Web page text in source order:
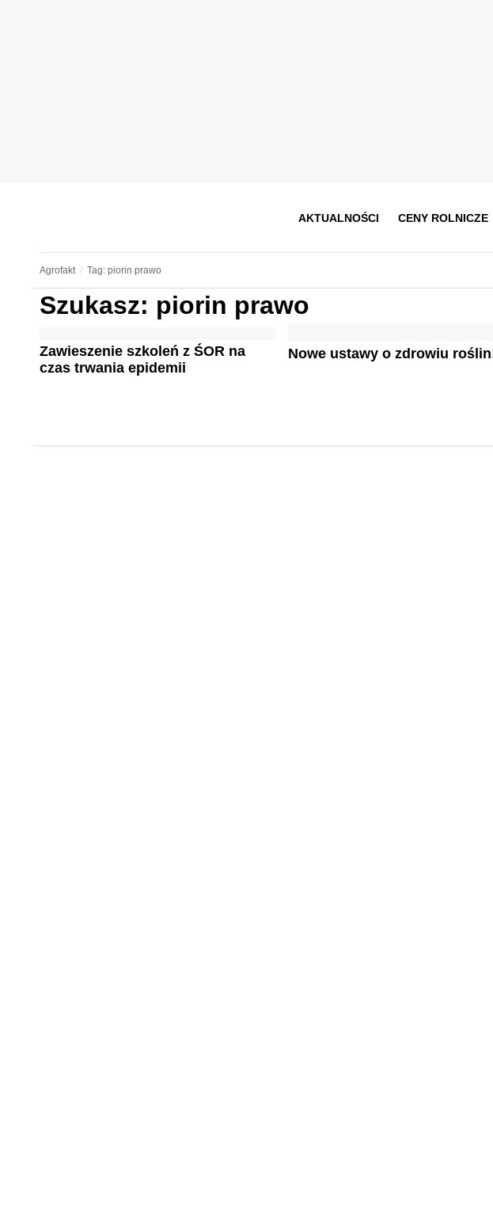
AKTUALNOŚCI CENY ROLNICZE
Agrofakt Tag: piorin prawo
Szukasz: piorin prawo
Zawieszenie szkoleń z ŚOR na
czas trwania epidemii
Nowe ustawy o zdrowiu